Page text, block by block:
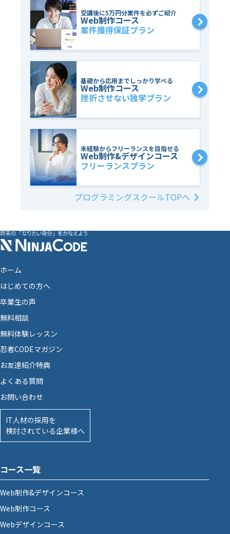
受講後に5万円分案件を必ずご紹介
Web制作コース
案件獲得保証プラン
基礎から応用までしっかり学べる
Web制作コース
挫折させない独学プラン
未経験からフリーランスを目指せる
Web制作&デザインコース
フリーランスプラン
プログラミングスクールTOPへ
ホーム
はじめての方へ
卒業生の声
無料相談
無料体験レッスン
忍者CODEマガジン
お友達紹介特典
よくある質問
お問い合わせ
IT人材の採用を
検討されている企業様へ
コース一覧
Web制作&デザインコース
Web制作コース
Webデザインコース